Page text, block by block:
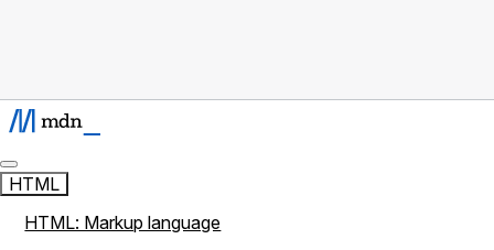
HTML
HTML: Markup language